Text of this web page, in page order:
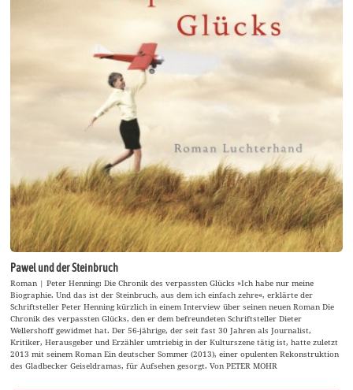
Pawel und der Steinbruch
Roman | Peter Henning: Die Chronik des verpassten Glücks »Ich habe nur meine
Biographie. Und das ist der Steinbruch, aus dem ich einfach zehre«, erklärte der
Schriftsteller Peter Henning kürzlich in einem Interview über seinen neuen Roman Die
Chronik des verpassten Glücks, den er dem befreundeten Schriftsteller Dieter
Wellershoff gewidmet hat. Der 56-jährige, der seit fast 30 Jahren als Journalist,
Kritiker, Herausgeber und Erzähler umtriebig in der Kulturszene tätig ist, hatte zuletzt
2013 mit seinem Roman Ein deutscher Sommer (2013), einer opulenten Rekonstruktion
des Gladbecker Geiseldramas, für Aufsehen gesorgt. Von PETER MOHR